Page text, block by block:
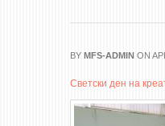
BY MFS-ADMIN ON
Светски ден на